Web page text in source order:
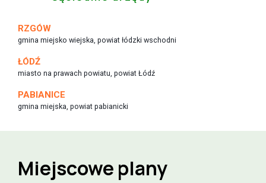
RZGÓW
gmina miejsko wiejska, powiat łódzki wschodni
ŁÓDŹ
miasto na prawach powiatu, powiat Łódź
PABIANICE
gmina miejska, powiat pabianicki
Miejscowe plany